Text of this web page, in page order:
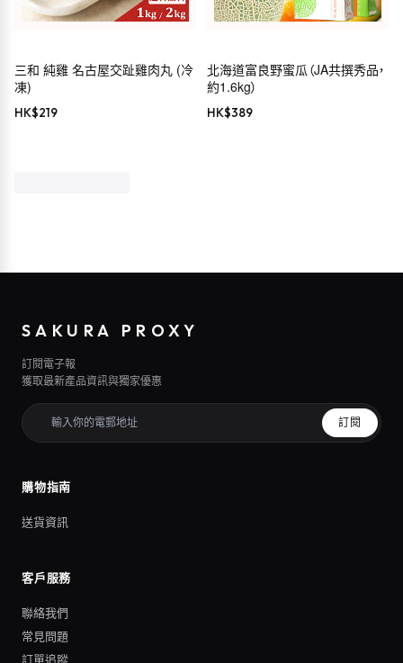
三和 純雞 名古屋交趾雞肉丸 (冷
凍)
HK$219
北海道富良野蜜瓜（JA共撰秀品，
約1.6kg）
HK$389
SAKURA PROXY
訂閱電子報
獲取最新產品資訊與獨家優惠
訂閱
購物指南
送貨資訊
客戶服務
聯絡我們
常見問題
訂單追蹤